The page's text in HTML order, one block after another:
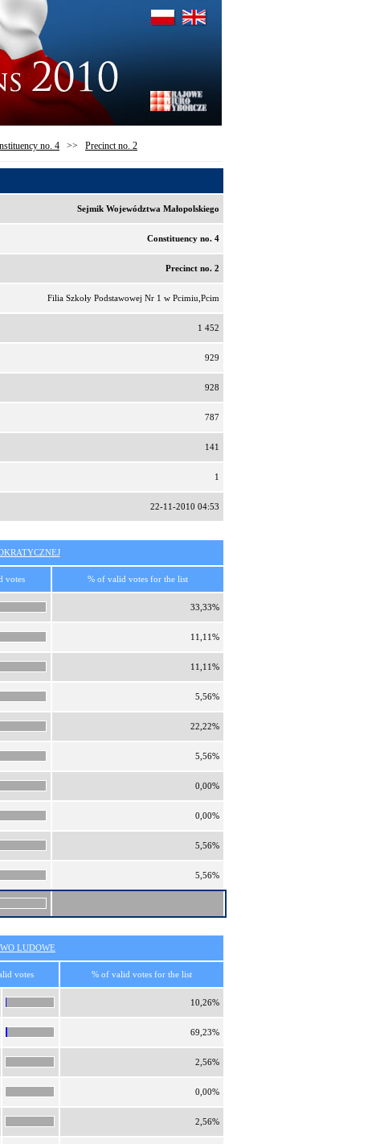
no. 4 >> Precinct no. 2
Sejmik Województwa Małopolskiego
Constituency no. 4
Precinct no. 2
Filia Szkoły Podstawowej Nr 1 w Pcimiu,Pcim
1 452
929
928
787
141
1
22-11-2010 04:53
votes % of valid votes for the list
33,33%
11,11%
11,11%
5,56%
22,22%
5,56%
0,00%
0,00%
5,56%
5,56%
LUDOWE
votes % of valid votes for the list
10,26%
69,23%
2,56%
0,00%
2,56%